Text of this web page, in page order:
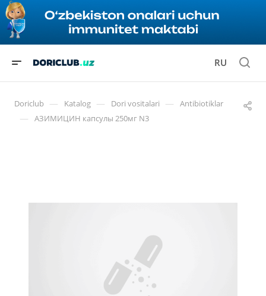
RU
Doriclub — Katalog — Dori vositalari — Antibiotiklar
— АЗИМИЦИН капсулы 250мг N3